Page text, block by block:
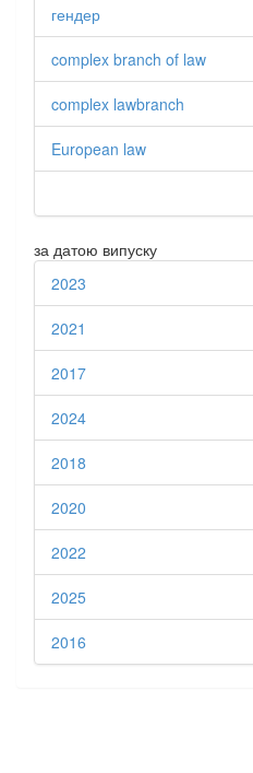
гендер
complex branch of law
complex lawbranch
European law
за датою випуску
2023
2021
2017
2024
2018
2020
2022
2025
2016